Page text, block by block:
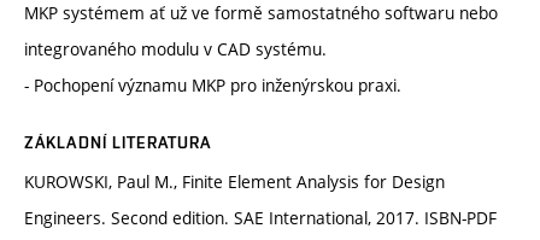
MKP systémem ať už ve formě samostatného softwaru nebo
integrovaného modulu v CAD systému.
- Pochopení významu MKP pro inženýrskou praxi.
ZÁKLADNÍ LITERATURA
KUROWSKI, Paul M., Finite Element Analysis for Design
Engineers. Second edition. SAE International, 2017. ISBN-PDF